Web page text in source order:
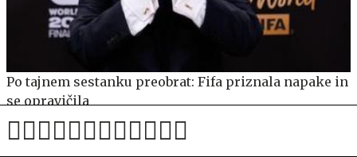
Po tajnem sestanku preobrat: Fifa priznala napake in
se opravičila